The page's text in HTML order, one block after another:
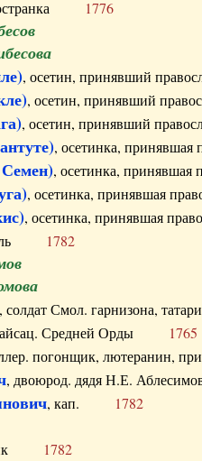
1776
, осетин, принявший
, осетин, принявший
, осетин, принявший
, осетинка,
, осетинка,
, осетинка, принявшая
, осетинка, принявшая
1782
, солдат Смол. гарнизона,
Средней Орды 1765
погонщик, лютеранин,
, двоюрод. дядя Н.Е.
, кап. 1782
1782